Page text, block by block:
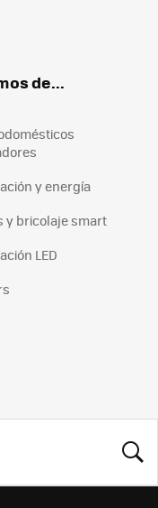
de...
y energía
y bricolaje smart
LED